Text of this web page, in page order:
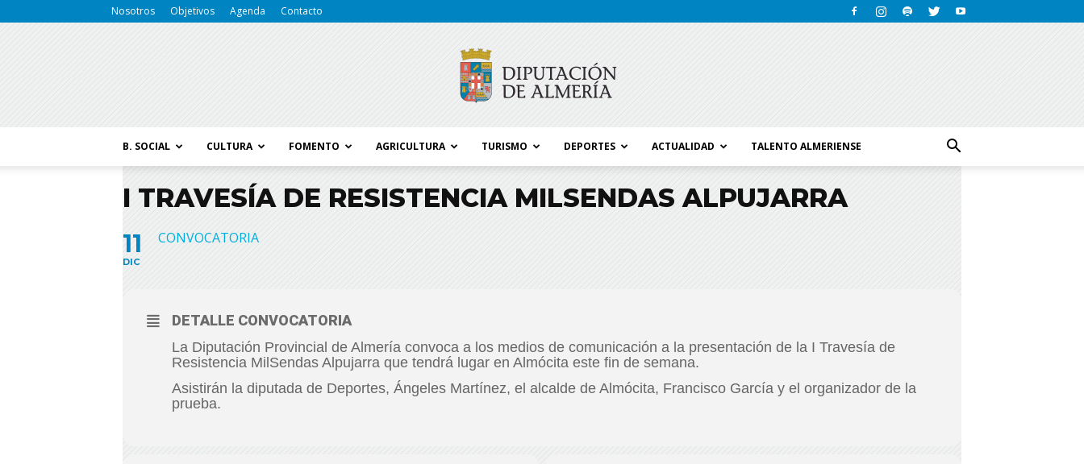
Nosotros Objetivos Agenda Contacto
de
B. SOCIAL CULTURA FOMENTO AGRICULTURA TURISMO DEPORTES ACTUALIDAD TALENTO ALMERIENSE
I TRAVESÍA DE RESISTENCIA MILSENDAS ALPUJARRA
11
DIC
CONVOCATORIA
DETALLE CONVOCATORIA
La Diputación Provincial de Almería convoca a los medios de comunicación a la presentación de la I Travesía de
Resistencia MilSendas Alpujarra que tendrá lugar en Almócita este fin de semana.
Asistirán la diputada de Deportes, Ángeles Martínez, el alcalde de Almócita, Francisco García y el organizador de la
prueba.